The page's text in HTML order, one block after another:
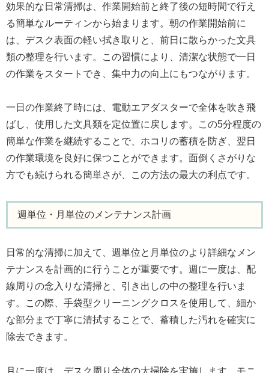
効果的な日常清掃は、作業開始前と終了後の短時間で行え
る簡単なルーティンから始まります。朝の作業開始前に
は、デスク表面の軽い拭き取りと、前日に散らかった文具
類の整理を行います。この習慣により、清潔な状態で一日
の作業をスタートでき、集中力の向上にもつながります。
一日の作業終了時には、電動エアダスターで全体を吹き飛
ばし、使用した文具類を定位置に戻します。この5分程度の
簡単な作業を継続することで、ホコリの蓄積を防ぎ、翌日
の作業環境を良好に保つことができます。面倒くさがりな
方でも続けられる簡単さが、この方法の最大の利点です。
週単位・月単位のメンテナンス計画
日常的な清掃に加えて、週単位と月単位のより詳細なメン
テナンスを計画的に行うことが重要です。週に一度は、配
線周りの念入りな清掃と、引き出しの中の整理を行いま
す。この際、手袋型クリーニングクロスを使用して、細か
な部分まで丁寧に清拭することで、蓄積した汚れを確実に
除去できます。
月に一度は、デスク周り全体の大掃除を実施します。モニ